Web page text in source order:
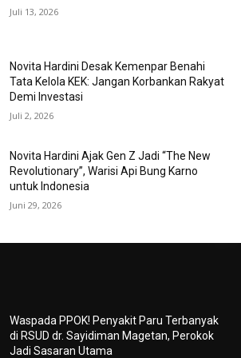
Juli 13, 2026
Novita Hardini Desak Kemenpar Benahi
Tata Kelola KEK: Jangan Korbankan Rakyat
Demi Investasi
Juli 2, 2026
Novita Hardini Ajak Gen Z Jadi “The New
Revolutionary”, Warisi Api Bung Karno
untuk Indonesia
Juni 29, 2026
Waspada PPOK! Penyakit Paru Terbanyak
di RSUD dr. Sayidiman Magetan, Perokok
Jadi Sasaran Utama